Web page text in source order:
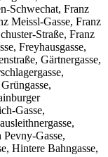
Schwechat, Franz
Meissl-Gasse, Franz
Straße, Franz
Freyhausgasse,
Gärtnergasse,
Gasse,
Gasse,
Hintere Bahngasse,